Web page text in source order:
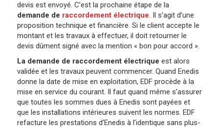
devis est envoyé. C’est la prochaine étape de la
demande de raccordement électrique. Il s’agit d’une
proposition technique et financière. Si le client accepte le
montant et les travaux à effectuer, il doit retourner le
devis dûment signé avec la mention « bon pour accord ».
La demande de raccordement électrique est alors
validée et les travaux peuvent commencer. Quand Enedis
donne la date de mise en exploitation, EDF procède à la
mise en service du courant. Il faut quand même s’assurer
que toutes les sommes dues à Enedis sont payées et
que les installations intérieures suivent les normes. EDF
refacture les prestations d’Enedis à l’identique sans plus-